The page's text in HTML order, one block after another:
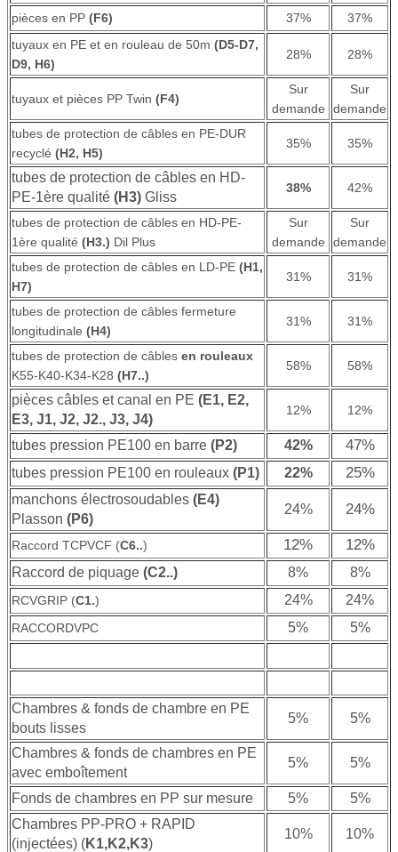
pièces en PP (F6) 37%
37%
tuyaux en PE et en rouleau de 50m (D5-D7,
D9, H6)
28% 28%
tuyaux et pièces PP Twin (F4)
Sur
demande
Sur
demande
tubes de protection de câbles en PE-DUR
recyclé (H2, H5)
35% 35%
tubes de protection de câbles en HD-
PE-1ère qualité (H3) Gliss
38% 42%
tubes de protection de câbles en HD-PE-
1ère qualité (H3.) Dil Plus
Sur
demande
Sur
demande
tubes de protection de câbles en LD-PE (H1,
H7)
31% 31%
tubes de protection de câbles fermeture
longitudinale (H4)
31% 31%
tubes de protection de câbles en rouleaux
K55-K40-K34-K28 (H7..)
58% 58%
pièces câbles et canal en PE (E1, E2,
E3, J1, J2, J2., J3, J4)
12% 12%
tubes pression PE100 en barre (P2) 42% 47%
tubes pression PE100 en rouleaux (P1) 22% 25%
manchons électrosoudables (E4)
Plasson (P6)
24% 24%
Raccord TCPVCF (C6..) 12% 12%
Raccord de piquage (C2..) 8% 8%
RCVGRIP (C1.) 24% 24%
RACCORDVPC 5% 5%
Chambres & fonds de chambre en PE
bouts lisses
5% 5%
Chambres & fonds de chambres en PE
avec emboîtement
5% 5%
Fonds de chambres en PP sur mesure 5%
5%
Chambres PP-PRO + RAPID
(injectées) (K1,K2,K3)
10% 10%